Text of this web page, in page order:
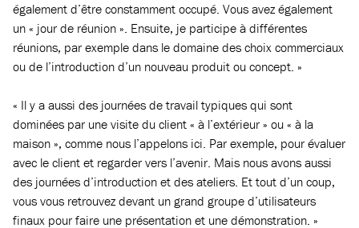
également d’être constamment occupé. Vous avez également
un « jour de réunion ». Ensuite, je participe à différentes
réunions, par exemple dans le domaine des choix commerciaux
ou de l’introduction d’un nouveau produit ou concept. »
« Il y a aussi des journées de travail typiques qui sont
dominées par une visite du client « à l’extérieur » ou « à la
maison », comme nous l’appelons ici. Par exemple, pour évaluer
avec le client et regarder vers l’avenir. Mais nous avons aussi
des journées d’introduction et des ateliers. Et tout d’un coup,
vous vous retrouvez devant un grand groupe d’utilisateurs
finaux pour faire une présentation et une démonstration. »